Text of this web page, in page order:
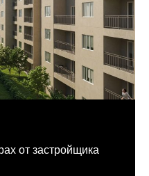
от застройщика